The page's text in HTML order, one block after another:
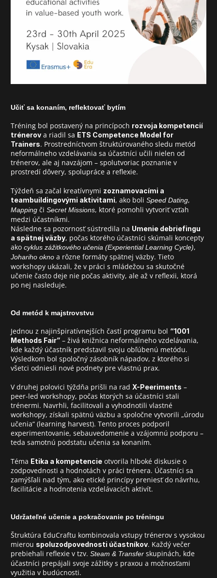
Aktuálne Vysielame
Projekty
EduKnižnica
O nás
Kontakt
PIF
Učiť sa konaním, reflektovať bytím
Tréning bol postavený na princípoch rozvoja kompetencií
trénerov a riadil sa ETS Competence Model for
Trainers. Prostredníctvom štruktúrovaného sledu metód
neformálneho vzdelávania sa účastníci učili nielen od
trénerov, ale aj navzájom – spolutvoriac poznanie v
prostredí dôvery, spolupráce a reflexie.
Týždeň sa začal kreatívnymi zoznamovacími a
teambuildingovými aktivitami, ako boli Speed Dating
Mapping či Secret Missions, ktoré pomohli vytvoriť vzťah
medzi účastníkmi.
Následne sa pozornosť sústredila na Umenie debriefingu
a spätnej väzby, počas ktorého účastníci skúmali koncepty
ako cyklus zážitkového učenia (Experiential Learning Cycle)
Johariho okno a rôzne formáty spätnej väzby. Tieto
workshopy ukázali, že v práci s mládežou sa skutočné
učenie často deje nie počas aktivity, ale až v reflexii, ktorá
po nej nasleduje.
Od metód k majstrovstvu
Jednou z najinšpiratívnejších častí programu bol “1001
Methods Fair” – živá knižnica neformálneho vzdelávania,
kde každý účastník predstavil svoju obľúbenú metódu.
Výsledkom bol spoločný zásobník nápadov, z ktorého si
všetci odniesli nové podnety pre vlastnú prax.
V druhej polovici týždňa prišli na rad X-Peeriments –
peer-led workshopy, počas ktorých sa účastníci stali
trénermi. Navrhli, facilitovali a vyhodnotili vlastné
workshopy, získali spätnú väzbu a spoločne vytvorili „úrodu
učenia“ (learning harvest). Tento proces podporil
experimentovanie, sebauvedomenie a vzájomnú podporu –
teda samotnú podstatu učenia sa konaním.
Téma Etika a kompetencie otvorila hlboké diskusie o
zodpovednosti a hodnotách v práci trénera. Účastníci sa
zamýšľali nad tým, ako etické princípy preniesť do návrhu,
facilitácie a hodnotenia vzdelávacích aktivít.
Udržateľné učenie a pokračovanie po tréningu
Štruktúra EduCraftu kombinovala vstupy trénerov s vysokou
mierou spoluzodpovednosti účastníkov. Každý večer
prebiehali reflexie v tzv. Steam & Transfer skupinách, kde
účastníci prepájali svoje zážitky s praxou a možnosťami
využitia v budúcnosti.